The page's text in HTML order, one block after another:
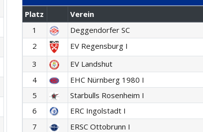
Platz Verein
1
Deggendorfer SC
2
EV Regensburg I
3
EV Landshut
4
EHC Nürnberg 1980 I
5
Starbulls Rosenheim I
6
ERC Ingolstadt I
7
ERSC Ottobrunn I